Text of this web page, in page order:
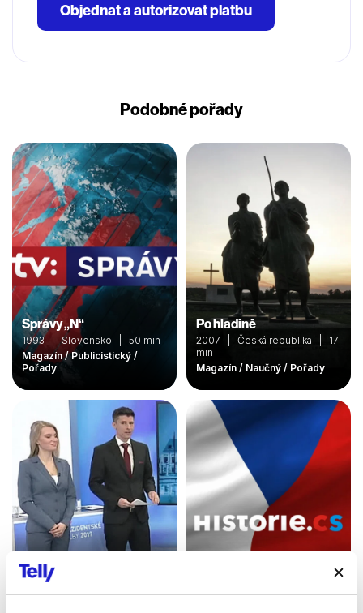
Objednat a autorizovat platbu
Podobné pořady
Správy „N“
1993 | Slovensko | 50 min
Magazín / Publicistický /
Pořady
Po hladině
2007 | Česká republika | 17
min
Magazín / Naučný / Pořady
Pozrime sa na to
min